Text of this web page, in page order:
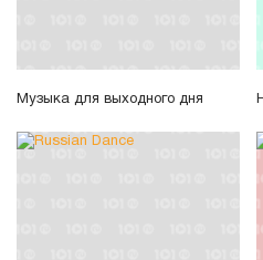
Музыка для выходного дня